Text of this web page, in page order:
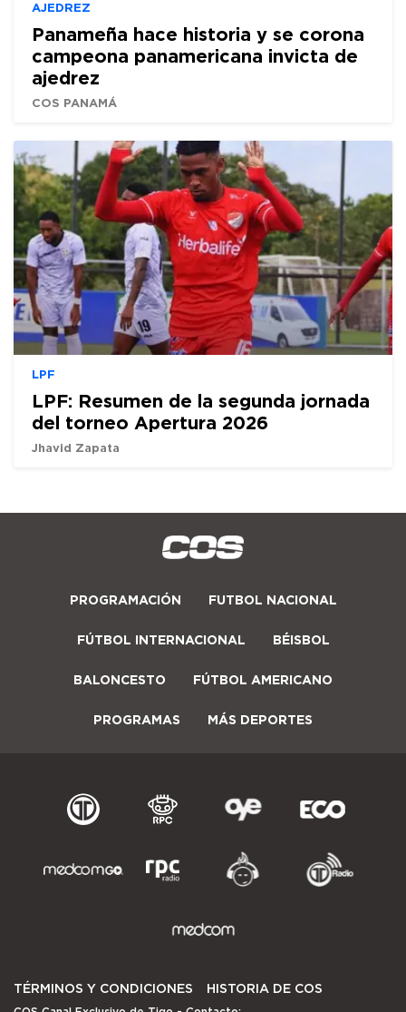
AJEDREZ
Panameña hace historia y se corona
campeona panamericana invicta de
ajedrez
COS PANAMÁ
LPF
LPF: Resumen de la segunda jornada
del torneo Apertura 2026
Jhavid Zapata
PROGRAMACIÓN FUTBOL NACIONAL
FÚTBOL INTERNACIONAL BÉISBOL
BALONCESTO FÚTBOL AMERICANO
PROGRAMAS MÁS DEPORTES
TÉRMINOS Y CONDICIONES HISTORIA DE COS